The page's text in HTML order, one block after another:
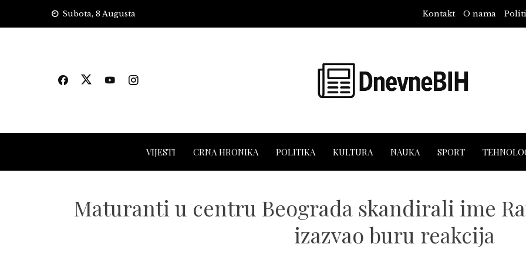
Subota, 8 Augusta Kontakt O nama
VIJESTI CRNA HRONIKA POLITIKA KULTURA NAUKA SPORT
Maturanti u centru Beograda skandirali ime
izazvao buru reakcija